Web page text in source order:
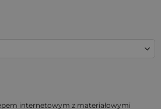
internetowym z materiałowymi